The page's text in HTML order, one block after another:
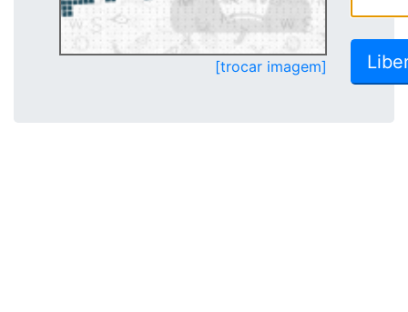
[trocar imagem]